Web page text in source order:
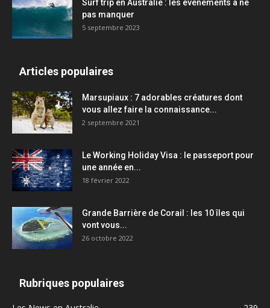
Surf trip en Australie : les événements à ne
pas manquer
5 septembre 2023
Articles populaires
Marsupiaux : 7 adorables créatures dont
vous allez faire la connaissance...
2 septembre 2021
Le Working Holiday Visa : le passeport pour
une année en...
18 février 2022
Grande Barrière de Corail : les 10 îles qui
vont vous...
26 octobre 2022
Rubriques populaires